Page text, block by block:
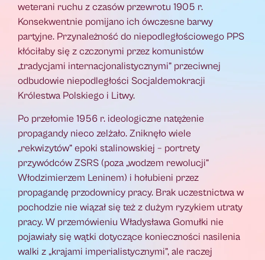
weterani ruchu z czasów przewrotu 1905 r.
Konsekwentnie pomijano ich ówczesne barwy
partyjne. Przynależność do niepodległościowego PPS
kłóciłaby się z czczonymi przez komunistów
„tradycjami internacjonalistycznymi” przeciwnej
odbudowie niepodległości Socjaldemokracji
Królestwa Polskiego i Litwy.
Po przełomie 1956 r. ideologiczne natężenie
propagandy nieco zelżało. Zniknęło wiele
„rekwizytów” epoki stalinowskiej – portrety
przywódców ZSRS (poza „wodzem rewolucji”
Włodzimierzem Leninem) i hołubieni przez
propagandę przodownicy pracy. Brak uczestnictwa w
pochodzie nie wiązał się też z dużym ryzykiem utraty
pracy. W przemówieniu Władysława Gomułki nie
pojawiały się wątki dotyczące konieczności nasilenia
walki z „krajami imperialistycznymi”, ale raczej